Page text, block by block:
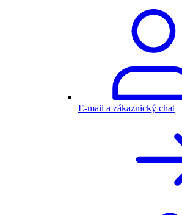
E-mail a zákaznický chat